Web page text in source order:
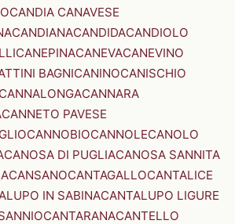
CANDIA CANAVESE
CANDIANACANDIDACANDIOLO
CANEPINACANEVACANEVINO
BAGNICANINOCANISCHIO
CANNALONGACANNARA
CANNETO PAVESE
CANNOBIOCANNOLECANOLO
CANOSA DI PUGLIACANOSA SANNITA
CANSANOCANTAGALLOCANTALICE
IN SABINACANTALUPO LIGURE
CANTARANACANTELLO